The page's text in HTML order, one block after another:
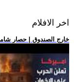
اخر الافلام
.. خارج الصندوق | حصار